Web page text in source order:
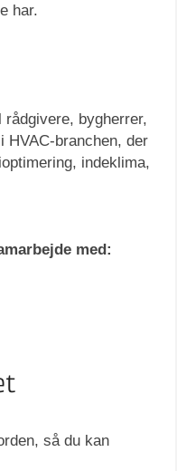
har.
bygherrer,
HVAC-branchen, der
indeklima,
med:
så du kan